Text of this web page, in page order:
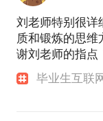
刘老师特别很详
质和锻炼的思
谢刘老师的指点
毕业生互联